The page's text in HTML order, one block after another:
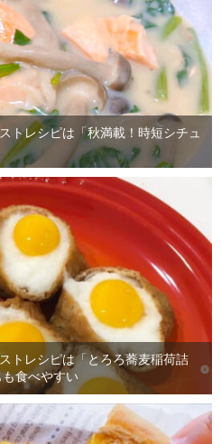
トレシピは「秋満載！時短シチュ
トレシピは「とろろ蕎麦稲荷詰
食べやすい